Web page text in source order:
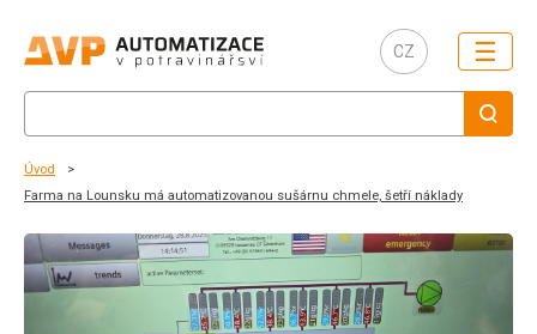
CZ ☰
Úvod
Farma na Lounsku má automatizovanou sušárnu chmele, šetří náklady